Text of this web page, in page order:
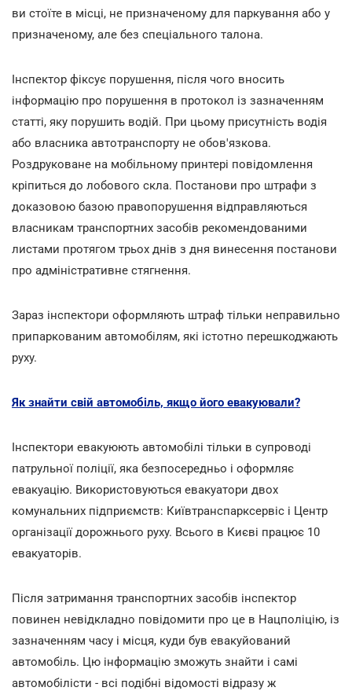
ви стоїте в місці, не призначеному для паркування або у
призначеному, але без спеціального талона.
Інспектор фіксує порушення, після чого вносить
інформацію про порушення в протокол із зазначенням
статті, яку порушить водій. При цьому присутність водія
або власника автотранспорту не обов'язкова.
Роздруковане на мобільному принтері повідомлення
кріпиться до лобового скла. Постанови про штрафи з
доказовою базою правопорушення відправляються
власникам транспортних засобів рекомендованими
листами протягом трьох днів з дня винесення постанови
про адміністративне стягнення.
Зараз інспектори оформляють штраф тільки неправильно
припаркованим автомобілям, які істотно перешкоджають
руху.
Як знайти свій автомобіль, якщо його евакуювали?
Інспектори евакуюють автомобілі тільки в супроводі
патрульної поліції, яка безпосередньо і оформляє
евакуацію. Використовуються евакуатори двох
комунальних підприємств: Київтранспарксервіс і Центр
організації дорожнього руху. Всього в Києві працює 10
евакуаторів.
Після затримання транспортних засобів інспектор
повинен невідкладно повідомити про це в Нацполіцію, із
зазначенням часу і місця, куди був евакуйований
автомобіль. Цю інформацію зможуть знайти і самі
автомобілісти - всі подібні відомості відразу ж